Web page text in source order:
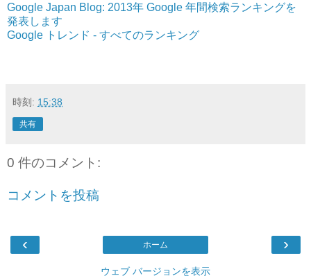
Google Japan Blog: 2013年 Google 年間検索ランキングを
発表します
Google トレンド - すべてのランキング
時刻: 15:38
共有
0 件のコメント:
コメントを投稿
‹ ›
ホーム
ウェブ バージョンを表示